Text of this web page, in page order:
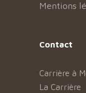
Mentions
Contact
Carrière à
La Carrière